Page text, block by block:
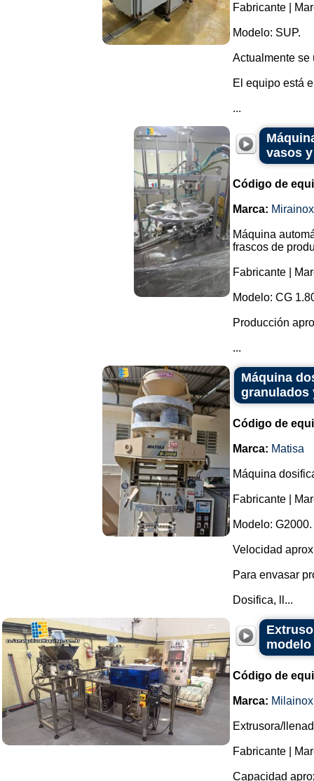
Fabricante |
Modelo: SUP.
Actualmente se
El equipo está
...
vasos
Código de
Marca: Mirainox
Máquina
frascos de
Fabricante |
Modelo: CG
Producción
...
Máquina
granulados
Código de
Marca: Matisa
Máquina
Fabricante |
Modelo: G2000.
Velocidad
Para envasar
Dosifica, ll...
modelo
Código de
Marca: Milainox
Extrusora/
Fabricante |
Capacidad